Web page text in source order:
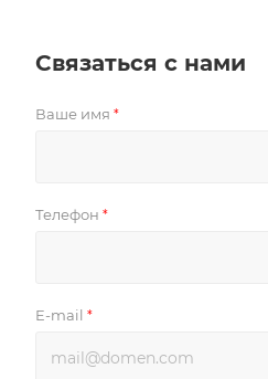
Связаться с нами
Ваше имя *
Телефон *
E-mail *